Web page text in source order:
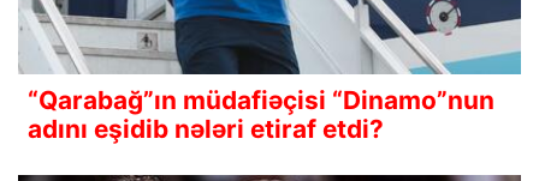
“Qarabağ”ın müdafiəçisi “Dinamo”nun
adını eşidib nələri etiraf etdi?